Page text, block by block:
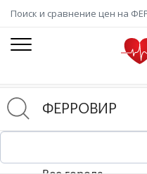
Поиск и сравнение цен на